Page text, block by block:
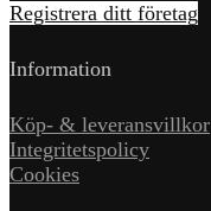
Registrera ditt företag
Information
Köp- & leveransvillkor
Integritetspolicy
Cookies